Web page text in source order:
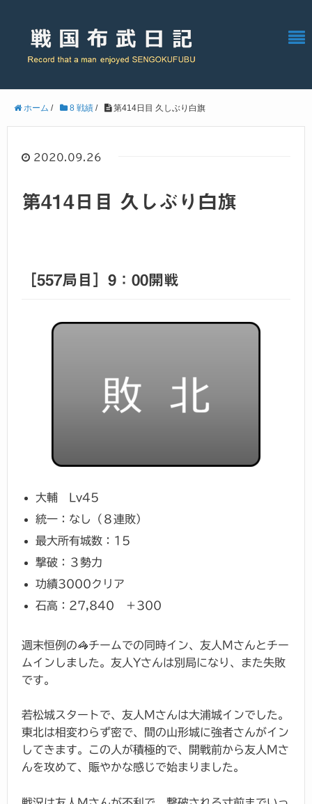
ホーム / 8 戦績 / 第414日目 久しぶり白旗
2020.09.26
第414日目 久しぶり白旗
［557局目］9：00開戦
大輔 Lv45
統一：なし（８連敗）
最大所有城数：15
撃破：３勢力
功績3000クリア
石高：27,840 ＋300
週末恒例の🦓チームでの同時イン、友人Mさんとチー
ムインしました。友人Yさんは別局になり、また失敗
です。
若松城スタートで、友人Mさんは大浦城インでした。
東北は相変わらず密で、間の山形城に強者さんがイン
してきます。この人が積極的で、開戦前から友人Mさ
んを攻めて、賑やかな感じで始まりました。